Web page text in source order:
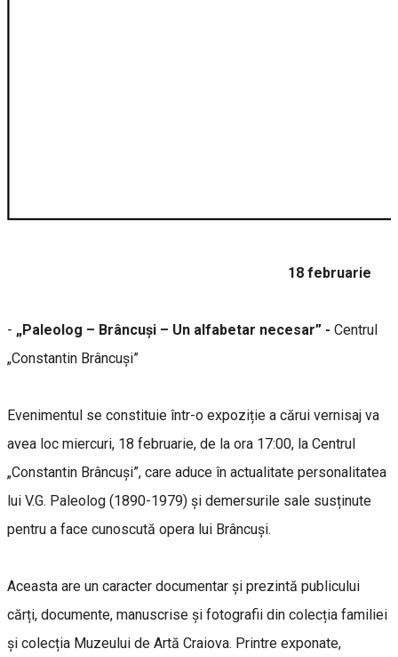
18 februarie
- „Paleolog – Brâncuși – Un alfabetar necesar” - Centrul
„Constantin Brâncuși”
Evenimentul se constituie într-o expoziție a cărui vernisaj va
avea loc miercuri, 18 februarie, de la ora 17:00, la Centrul
„Constantin Brâncuși”, care aduce în actualitate personalitatea
lui V.G. Paleolog (1890-1979) și demersurile sale susținute
pentru a face cunoscută opera lui Brâncuși.
Aceasta are un caracter documentar și prezintă publicului
cărți, documente, manuscrise și fotografii din colecția familiei
și colecția Muzeului de Artă Craiova. Printre exponate,